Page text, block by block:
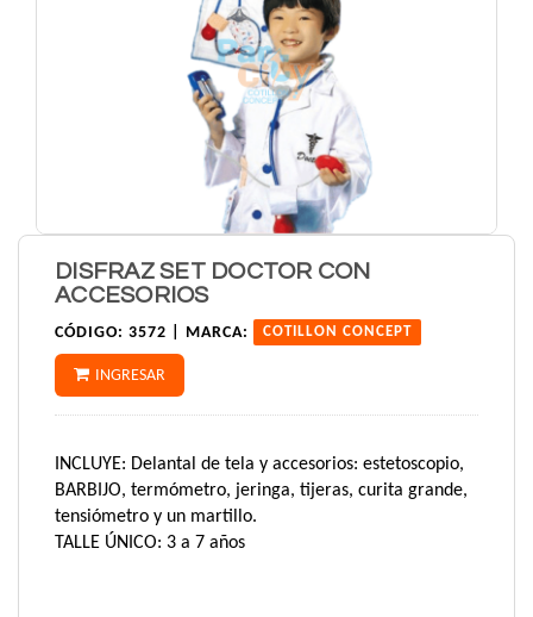
DISFRAZ SET DOCTOR CON
ACCESORIOS
CÓDIGO: 3572 | MARCA: COTILLON CONCEPT
INGRESAR
INCLUYE: Delantal de tela y accesorios: estetoscopio,
BARBIJO, termómetro, jeringa, tijeras, curita grande,
tensiómetro y un martillo.
TALLE ÚNICO: 3 a 7 años